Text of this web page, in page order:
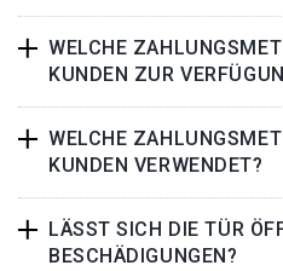
WELCHE
KUNDEN ZUR
WELCHE
KUNDEN VERWENDET?
LÄSST SICH DIE TÜR
BESCHÄDIGUNGEN?